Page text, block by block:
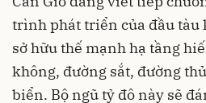
trình phát triển của đầu tàu
sở hữu thế mạnh hạ tầng
không, đường sắt, đường
biển. Bộ ngũ tỷ đô này sẽ